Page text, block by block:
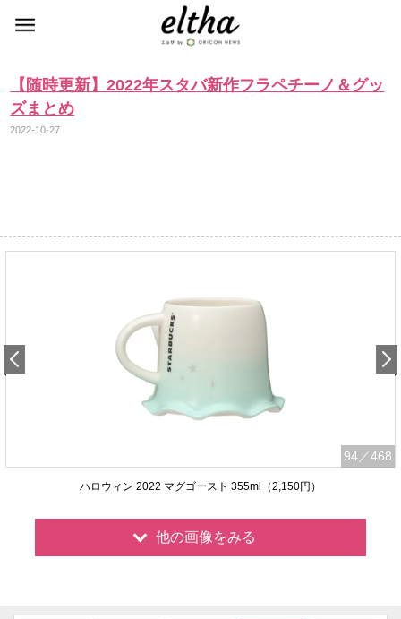
【随時更新】2022年スタバ新作フラペチーノ＆グッ
ズまとめ
2022-10-27
94 ／468
ハロウィン 2022 マグゴースト 355ml（2,150円）
他の画像をみる